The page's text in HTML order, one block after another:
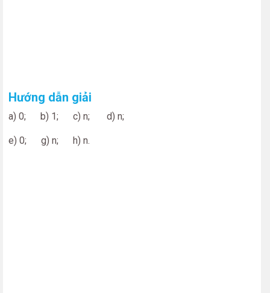
Hướng dẫn giải
a) 0; b) 1; c) n; d) n;
e) 0; g) n; h) n.